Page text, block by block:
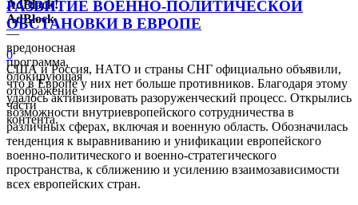
AdBlock!
AdBlock
—
вредоносная
программа,
блокирующая
отображение
части
контента.
РАЗВИТИЕ ВОЕННО-ПОЛИТИЧЕСКОЙ
ОБСТАНОВКИ В ЕВРОПЕ
0
США и Россия, НАТО и страны СНГ официально объявили,
что в Европе у них нет больше противников. Благодаря этому
удалось активизировать разоруженческий процесс. Открылись
возможности внутриевропейского сотрудничества в
различных сферах, включая и военную область. Обозначилась
тенденция к выравниванию и унификации европейского
военно-политического и военно-стратегического
пространства, к сближению и усилению взаимозависимости
всех европейских стран.